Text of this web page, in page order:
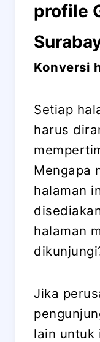
profile
Konversi
Setiap
harus
Mengapa
halaman
halaman
Jika
lain untuk